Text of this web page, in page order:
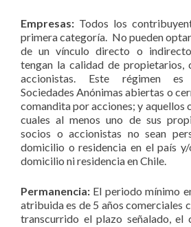
Empresas: Todos los
primera categoría. No pueden
de un vínculo directo o
tengan la calidad de propietarios,
accionistas. Este régimen
Sociedades Anónimas abiertas o
comandita por acciones; y aquellos
cuales al menos uno de sus
socios o accionistas no sean
domicilio o residencia en el país
domicilio ni residencia en Chile.
Permanencia: El periodo mínimo
atribuida es de 5 años comerciales
transcurrido el plazo señalado, el